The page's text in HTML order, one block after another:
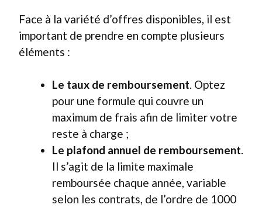
Face à la variété d’offres disponibles, il est
important de prendre en compte plusieurs
éléments :
Le taux de remboursement. Optez
pour une formule qui couvre un
maximum de frais afin de limiter votre
reste à charge ;
Le plafond annuel de remboursement.
Il s’agit de la limite maximale
remboursée chaque année, variable
selon les contrats, de l’ordre de 1000